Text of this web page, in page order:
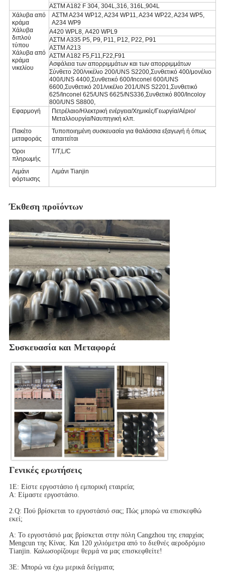
ΑΣTM A182 F 304, 304L,316, 316L,904L
Χάλυβα από
κράμα
Χάλυβα
διπλού
τύπου
Χάλυβα από
κράμα
νικελίου
ΑΣTM A234 WP12, A234 WP11, A234 WP22, A234 WP5,
A234 WP9
Α420 WPL8, Α420 WPL9
ΑΣTM A335 P5, P9, P11, P12, P22, P91
ΑΣTM A213
ΑΣTM A182 F5,F11,F22,F91
Ασφάλεια των απορριμμάτων και των απορριμμάτων
Σύνθετο 200/νικέλιο 200/UNS S2200,Συνθετικό 400/μονέλιο
400/UNS 4400,Συνθετικό 600/Inconel 600/UNS
6600,Συνθετικό 201/νικέλιο 201/UNS S2201,Συνθετικό
625/Inconel 625/UNS 6625/NS336,Συνθετικό 800/Incoloy
800/UNS S8800,
Εφαρμογή
Πετρέλαιο/Ηλεκτρική ενέργεια/Χημικές/Γεωργία/Αέριο/
Μεταλλουργία/Ναυπηγική κλπ.
Πακέτο
μεταφοράς
Τυποποιημένη συσκευασία για θαλάσσια εξαγωγή ή όπως
απαιτείται
Όροι
πληρωμής
T/T,L/C
Λιμάνι
φόρτωσης
Λιμάνι Tianjin
Έκθεση προϊόντων
Συσκευασία και Μεταφορά
Γενικές ερωτήσεις
1Ε: Είστε εργοστάσιο ή εμπορική εταιρεία;
Α: Είμαστε εργοστάσιο.
2.Q: Πού βρίσκεται το εργοστάσιό σας; Πώς μπορώ να επισκεφθώ
εκεί;
Α: Το εργοστάσιό μας βρίσκεται στην πόλη Cangzhou της επαρχίας
Mengcun της Κίνας. Και 120 χιλιόμετρα από το διεθνές αεροδρόμιο
Tianjin. Καλωσορίζουμε θερμά να μας επισκεφθείτε!
3Ε: Μπορώ να έχω μερικά δείγματα;